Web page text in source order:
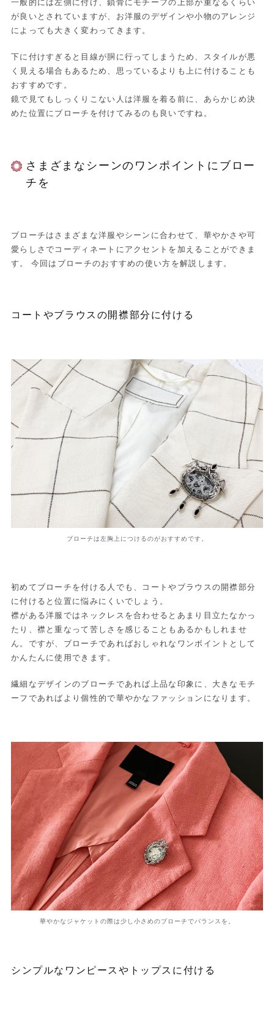
一般的には左側に付け、鎖骨にモチーフの上部が重なるくらい
が良いとされていますが、お洋服のデザインや小物のアレンジ
によっても大きく変わってきます。
下に付けすぎると目線が胴に行ってしまうため、スタイルが悪
く見える場合もあるため、思っているよりも上に付けることも
おすすめです。
鏡で見てもしっくりこない人は洋服を着る前に、あらかじめ決
めた位置にブローチを付けてみるのも良いですね。
さまざまなシーンのワンポイントにブロー
チを
ブローチはさまざまな洋服やシーンに合わせて、華やかさや可
愛らしさでコーディネートにアクセントを加えることができま
す。 今回はブローチのおすすめの使い方を解説します。
コートやブラウスの開襟部分に付ける
ブローチは左胸上につけるのがおすすめです。
初めてブローチを付ける人でも、コートやブラウスの開襟部分
に付けると位置に悩みにくいでしょう。
襟がある洋服ではネックレスを合わせるとあまり目立たなかっ
たり、襟と重なって苦しさを感じることもあるかもしれませ
ん。ですが、ブローチであればおしゃれなワンポイントとして
かんたんに使用できます。
繊細なデザインのブローチであれば上品な印象に、大きなモチ
ーフであればより個性的で華やかなファッションになります。
華やかなジャケットの際は少し小さめのブローチでバランスを。
シンプルなワンピースやトップスに付ける